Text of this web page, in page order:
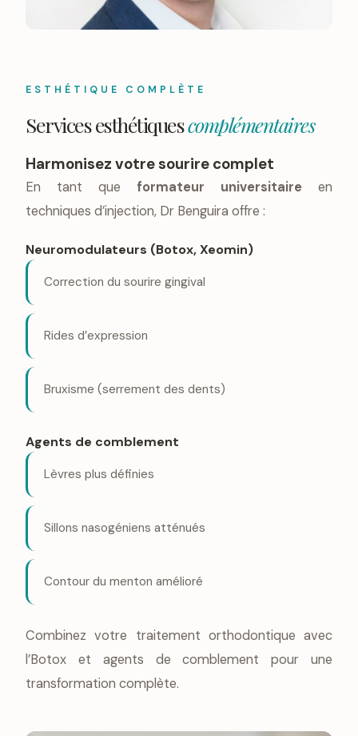
ESTHÉTIQUE COMPLÈTE
Services esthétiquescomplémentaires
Harmonisez votre sourire complet
En tant que formateur universitaire en
techniques d’injection, Dr Benguira offre :
Neuromodulateurs (Botox, Xeomin)
Correction du sourire gingival
Rides d’expression
Bruxisme (serrement des dents)
Agents de comblement
Lèvres plus définies
Sillons nasogéniens atténués
Contour du menton amélioré
Combinez votre traitement orthodontique avec
l’Botox et agents de comblement pour une
transformation complète.